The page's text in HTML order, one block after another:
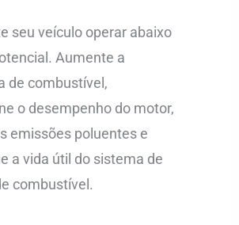
seu veículo operar abaixo
Aumente a
de combustível,
o desempenho do motor,
emissões poluentes e
a vida útil do sistema de
combustível.